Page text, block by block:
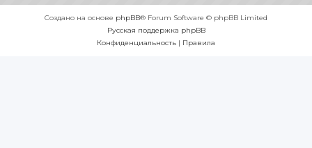
Создано на основе phpBB® Forum Software © phpBB Limited
Русская поддержка phpBB
Конфиденциальность | Правила